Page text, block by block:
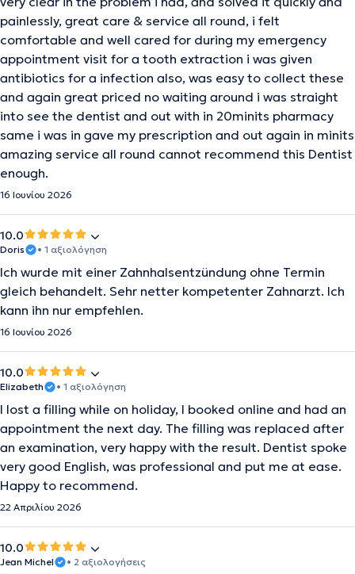
painlessly, great care & service all round, i felt
comfortable and well cared for during my emergency
appointment visit for a tooth extraction i was given
antibiotics for a infection also, was easy to collect these
and again great priced no waiting around i was straight
into see the dentist and out with in 20minits pharmacy
same i was in gave my prescription and out again in minits
amazing service all round cannot recommend this Dentist
enough.
16 Ιουνίου 2026
10.0
Doris • 1 αξιολόγηση
Ich wurde mit einer Zahnhalsentzündung ohne Termin
gleich behandelt. Sehr netter kompetenter Zahnarzt. Ich
kann ihn nur empfehlen.
16 Ιουνίου 2026
10.0
Elizabeth • 1 αξιολόγηση
I lost a filling while on holiday, I booked online and had an
appointment the next day. The filling was replaced after
an examination, very happy with the result. Dentist spoke
very good English, was professional and put me at ease.
Happy to recommend.
22 Απριλίου 2026
10.0
Jean Michel
• 2 αξιολογήσεις